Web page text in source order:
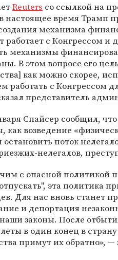
Reuters со ссылкой на
настоящее время Трамп
механизма
работает с Конгрессом
механизмы
В этом вопросе его
как можно скорее,
работать с Конгрессом
представитель
Спайсер сообщил,
как возведение
остановить поток
нелегалов,
с опасной
эта политика
Для нас вновь станет
и депортация
законы. После
в один конец в
примут их обратно», —